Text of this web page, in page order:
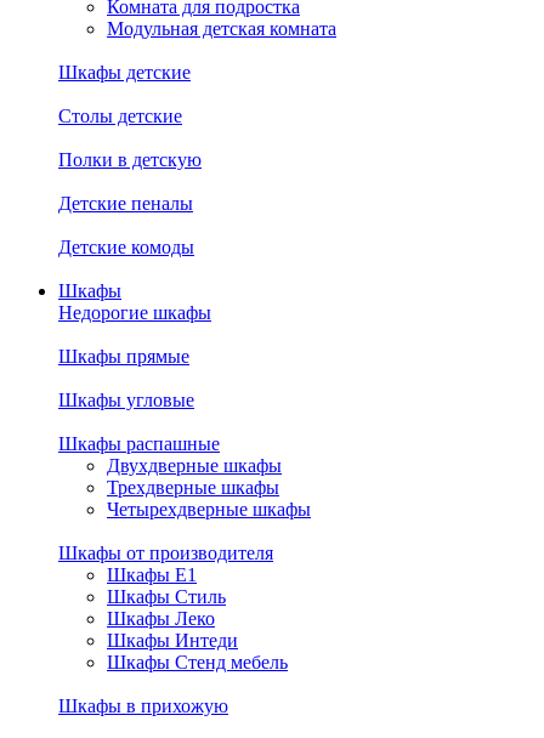
Комната для подростка
Модульная детская комната
Шкафы детские
Столы детские
Полки в детскую
Детские пеналы
Детские комоды
Шкафы
Недорогие шкафы
Шкафы прямые
Шкафы угловые
Шкафы распашные
Двухдверные шкафы
Трехдверные шкафы
Четырехдверные шкафы
Шкафы от производителя
Шкафы E1
Шкафы Стиль
Шкафы Леко
Шкафы Интеди
Шкафы Стенд мебель
Шкафы в прихожую